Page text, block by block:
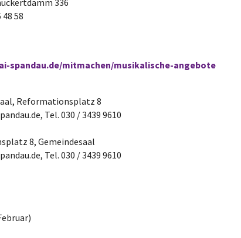
336
58
spandau.de/mitmachen/musikalische-angebote
Reformationsplatz 8
Tel. 030 / 3439 9610
8, Gemeindesaal
Tel. 030 / 3439 9610